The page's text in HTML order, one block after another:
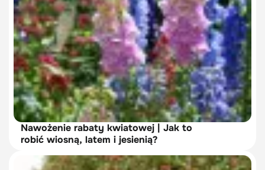
Nawożenie rabaty kwiatowej | Jak to
robić wiosną, latem i jesienią?